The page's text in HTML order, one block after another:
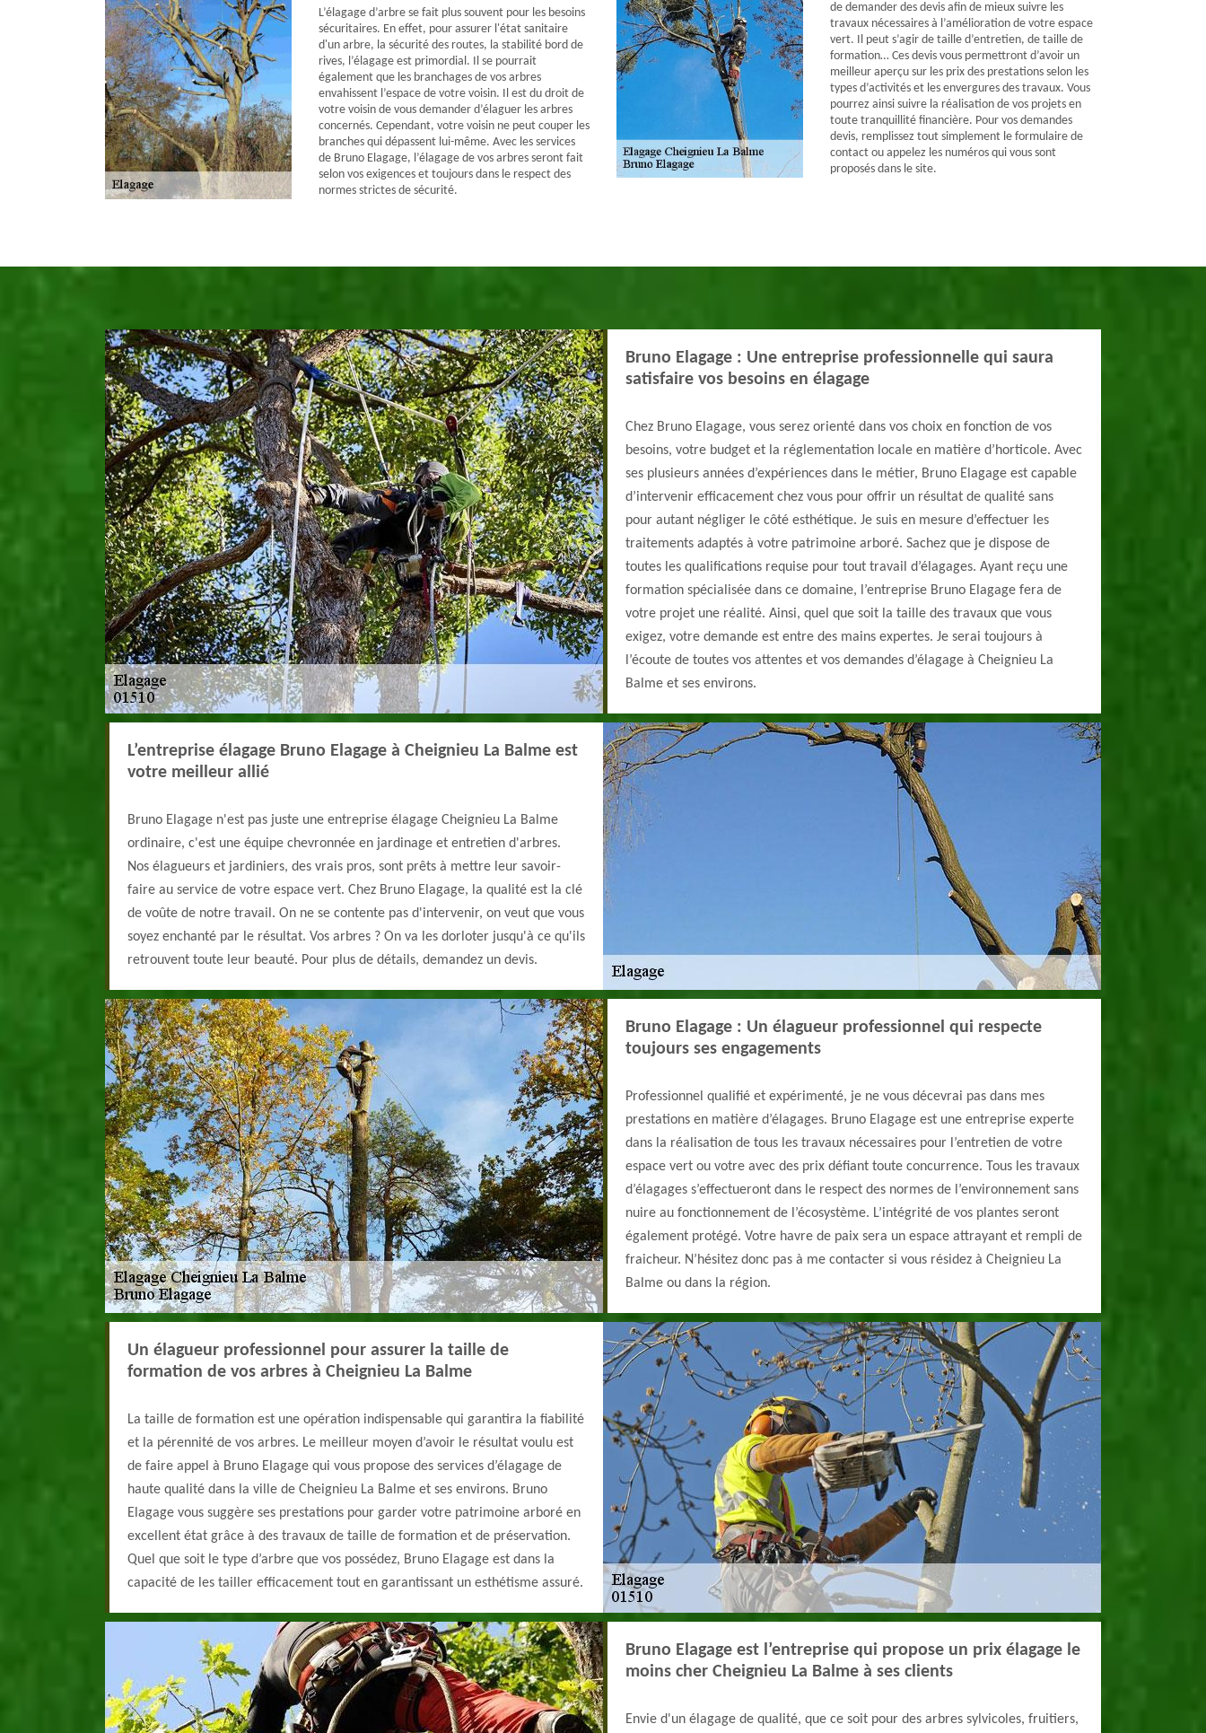
L’élagage d’arbre se fait plus souvent pour les besoins
sécuritaires. En effet, pour assurer l'état sanitaire
d'un arbre, la sécurité des routes, la stabilité bord de
rives, l’élagage est primordial. Il se pourrait
également que les branchages de vos arbres
envahissent l’espace de votre voisin. Il est du droit de
votre voisin de vous demander d’élaguer les arbres
concernés. Cependant, votre voisin ne peut couper les
branches qui dépassent lui-même. Avec les services
de Bruno Elagage, l’élagage de vos arbres seront fait
selon vos exigences et toujours dans le respect des
normes strictes de sécurité.
de demander des devis afin de mieux suivre les
travaux nécessaires à l’amélioration de votre espace
vert. Il peut s’agir de taille d’entretien, de taille de
formation… Ces devis vous permettront d’avoir un
meilleur aperçu sur les prix des prestations selon les
types d’activités et les envergures des travaux. Vous
pourrez ainsi suivre la réalisation de vos projets en
toute tranquillité financière. Pour vos demandes
devis, remplissez tout simplement le formulaire de
contact ou appelez les numéros qui vous sont
proposés dans le site.
Bruno Elagage : Une entreprise professionnelle qui saura
satisfaire vos besoins en élagage
Chez Bruno Elagage, vous serez orienté dans vos choix en fonction de vos
besoins, votre budget et la réglementation locale en matière d’horticole. Avec
ses plusieurs années d’expériences dans le métier, Bruno Elagage est capable
d’intervenir efficacement chez vous pour offrir un résultat de qualité sans
pour autant négliger le côté esthétique. Je suis en mesure d’effectuer les
traitements adaptés à votre patrimoine arboré. Sachez que je dispose de
toutes les qualifications requise pour tout travail d’élagages. Ayant reçu une
formation spécialisée dans ce domaine, l’entreprise Bruno Elagage fera de
votre projet une réalité. Ainsi, quel que soit la taille des travaux que vous
exigez, votre demande est entre des mains expertes. Je serai toujours à
l’écoute de toutes vos attentes et vos demandes d’élagage à Cheignieu La
Balme et ses environs.
L’entreprise élagage Bruno Elagage à Cheignieu La Balme est
votre meilleur allié
Bruno Elagage n'est pas juste une entreprise élagage Cheignieu La Balme
ordinaire, c'est une équipe chevronnée en jardinage et entretien d'arbres.
Nos élagueurs et jardiniers, des vrais pros, sont prêts à mettre leur savoir-
faire au service de votre espace vert. Chez Bruno Elagage, la qualité est la clé
de voûte de notre travail. On ne se contente pas d'intervenir, on veut que vous
soyez enchanté par le résultat. Vos arbres ? On va les dorloter jusqu'à ce qu'ils
retrouvent toute leur beauté. Pour plus de détails, demandez un devis.
Bruno Elagage : Un élagueur professionnel qui respecte
toujours ses engagements
Professionnel qualifié et expérimenté, je ne vous décevrai pas dans mes
prestations en matière d’élagages. Bruno Elagage est une entreprise experte
dans la réalisation de tous les travaux nécessaires pour l’entretien de votre
espace vert ou votre avec des prix défiant toute concurrence. Tous les travaux
d’élagages s’effectueront dans le respect des normes de l’environnement sans
nuire au fonctionnement de l’écosystème. L’intégrité de vos plantes seront
également protégé. Votre havre de paix sera un espace attrayant et rempli de
fraicheur. N’hésitez donc pas à me contacter si vous résidez à Cheignieu La
Balme ou dans la région.
Un élagueur professionnel pour assurer la taille de
formation de vos arbres à Cheignieu La Balme
La taille de formation est une opération indispensable qui garantira la fiabilité
et la pérennité de vos arbres. Le meilleur moyen d’avoir le résultat voulu est
de faire appel à Bruno Elagage qui vous propose des services d’élagage de
haute qualité dans la ville de Cheignieu La Balme et ses environs. Bruno
Elagage vous suggère ses prestations pour garder votre patrimoine arboré en
excellent état grâce à des travaux de taille de formation et de préservation.
Quel que soit le type d’arbre que vos possédez, Bruno Elagage est dans la
capacité de les tailler efficacement tout en garantissant un esthétisme assuré.
Bruno Elagage est l’entreprise qui propose un prix élagage le
moins cher Cheignieu La Balme à ses clients
Envie d'un élagage de qualité, que ce soit pour des arbres sylvicoles, fruitiers,